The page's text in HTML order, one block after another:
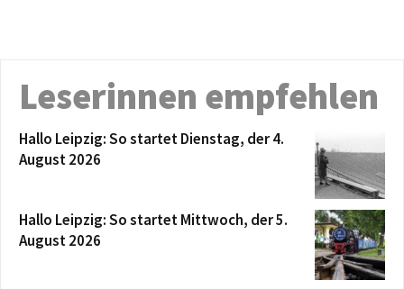
Leserinnen empfehlen
Hallo Leipzig: So startet Dienstag, der 4.
August 2026
Hallo Leipzig: So startet Mittwoch, der 5.
August 2026